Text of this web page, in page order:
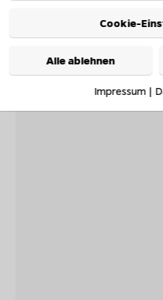
Cookie-
Alle ablehnen
Impressum|